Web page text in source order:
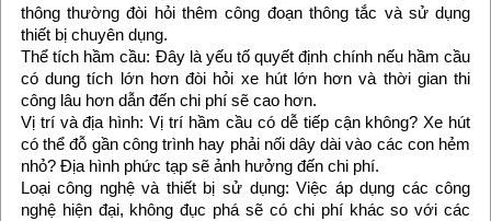
thông thường đòi hỏi thêm công đoạn thông tắc và sử dụng
thiết bị chuyên dụng.
Thể tích hầm cầu: Đây là yếu tố quyết định chính nếu hầm cầu
có dung tích lớn hơn đòi hỏi xe hút lớn hơn và thời gian thi
công lâu hơn dẫn đến chi phí sẽ cao hơn.
Vị trí và địa hình: Vị trí hầm cầu có dễ tiếp cận không? Xe hút
có thể đỗ gần công trình hay phải nối dây dài vào các con hẻm
nhỏ? Địa hình phức tạp sẽ ảnh hưởng đến chi phí.
Loại công nghệ và thiết bị sử dụng: Việc áp dụng các công
nghệ hiện đại, không đục phá sẽ có chi phí khác so với các